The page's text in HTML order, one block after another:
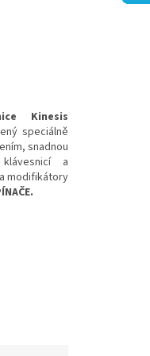
Kinesis
speciálně
snadnou
a
modifikátory